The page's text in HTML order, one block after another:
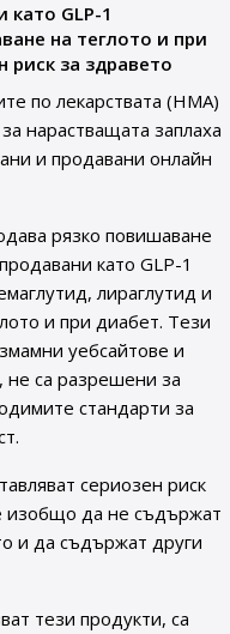
като GLP-1
на теглото и при
риск за здравето
по лекарствата (HMA)
нарастващата заплаха
и продавани онлайн
рязко повишаване
като GLP-1
лираглутид и
и при диабет. Тези
уебсайтове и
са разрешени за
стандарти за
сериозен риск
изобщо да не съдържат
и да съдържат други
тези продукти, са